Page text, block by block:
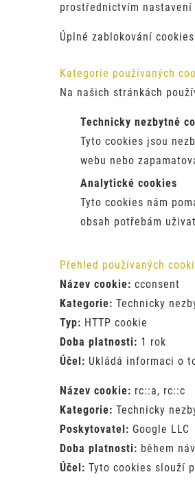
prostřednictvím
Úplné zablokování
Kategorie používaných
Na našich stránkách
Technicky nezbytné
Tyto cookies jsou
webu nebo
Analytické cookies
Tyto cookies nám
obsah potřebám
Přehled používaných
Název cookie: cconsent
Kategorie: Technicky
Typ: HTTP cookie
Doba platnosti: 1 rok
Účel: Ukládá informaci o
Název cookie: rc::a, rc::c
Kategorie: Technicky
Poskytovatel: Google LLC
Doba platnosti: během
Účel: Tyto cookies slouží